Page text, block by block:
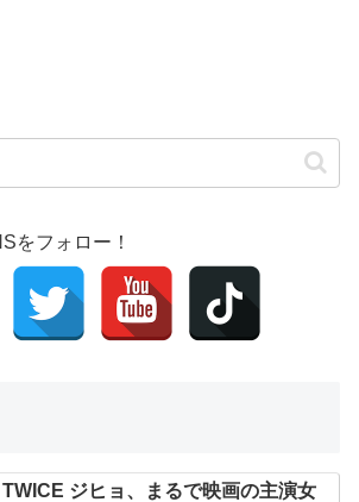
をフォロー！
TWICE ジヒョ、まるで映画の主演女